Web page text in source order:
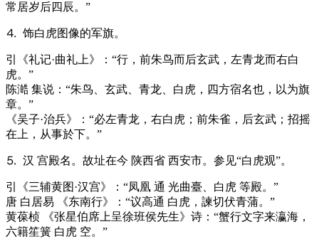
常居岁后四辰。”
⒋ 饰白虎图像的军旗。
引
《礼记·曲礼上》：“行，前朱鸟而后玄武，左青龙而右白
虎。”
陈澔 集说：“朱鸟、玄武、青龙、白虎，四方宿名也，以为旗
章。”
《吴子·治兵》：“必左青龙，右白虎；前朱雀，后玄武；招摇
在上，从事於下。”
⒌ 汉 宫殿名。故址在今 陕西省 西安市。参见“白虎观”。
引
《三辅黄图·汉宫》：“凤凰 通 光曲臺、白虎 等殿。”
唐 白居易 《东南行》：“议高通 白虎，諫切伏青蒲。”
黄葆桢 《张星伯席上呈徐班侯先生》诗：“蟹行文字来瀛海，
六籍笙簧 白虎 空。”